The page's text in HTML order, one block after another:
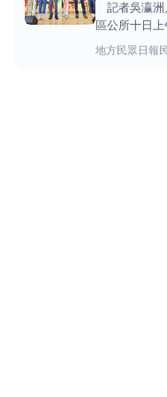
記者吳瀛洲
區公所十日
端午」公益
橋 區近百名
地方民眾日報